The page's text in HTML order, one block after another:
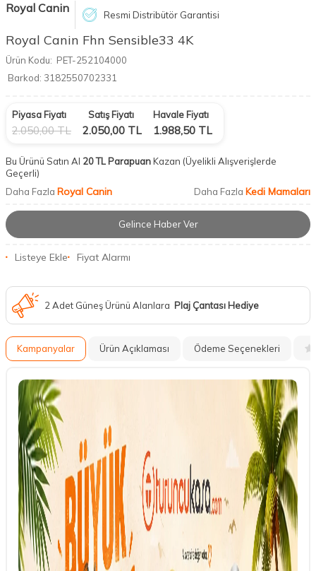
Royal Canin Resmi Distribütör Garantisi
Royal Canin Fhn Sensible33 4K
Ürün Kodu: PET-252104000
Barkod: 3182550702331
Piyasa Fiyatı
2.050,00TL
Satış Fiyatı
2.050,00 TL
Havale Fiyatı
1.988,50 TL
Bu Ürünü Satın Al 20 TL ParapuanKazan (Üyelikli Alışverişlerde
Geçerli)
Daha Fazla Royal Canin Daha Fazla Kedi Mamaları
Gelince Haber Ver
Listeye Ekle Fiyat Alarmı
2 Adet Güneş Ürünü Alanlara Plaj Çantası Hediye
Kampanyalar Ürün Açıklaması Ödeme Seçenekleri